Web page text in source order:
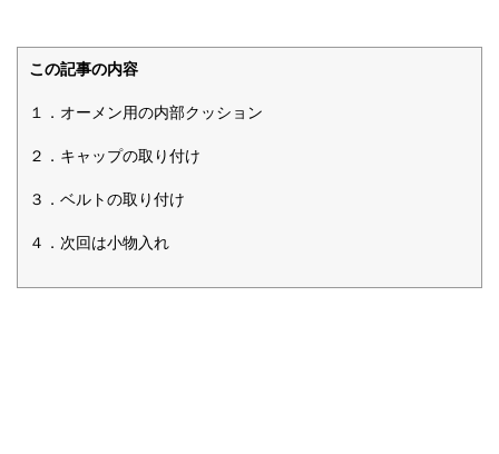
この記事の内容
１．オーメン用の内部クッション
２．キャップの取り付け
３．ベルトの取り付け
４．次回は小物入れ